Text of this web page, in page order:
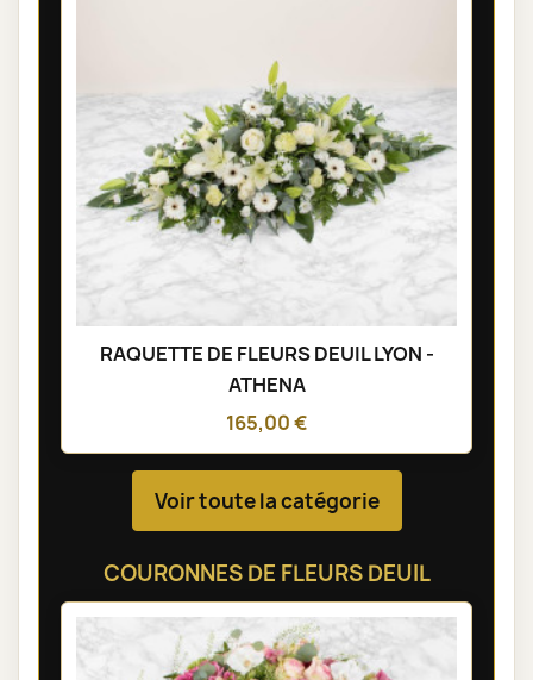
RAQUETTE DE FLEURS DEUIL LYON -
ATHENA
165,00 €
Voir toute la catégorie
COURONNES DE FLEURS DEUIL